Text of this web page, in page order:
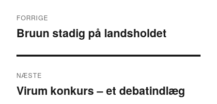
FORRIGE
Forrige
Bruun stadig på landsholdet
NÆSTE
Næste
Virum konkurs – et debatindlæg